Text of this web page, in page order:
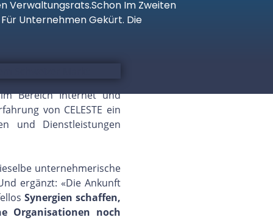
Verwaltungsrats.Schon Im Zweiten
Unternehmen Gekürt. Die
Bereich Internet und
von CELESTE ein
und Dienstleistungen
unternehmerische
ergänzt: «Die Ankunft
Synergien schaffen,
Organisationen noch